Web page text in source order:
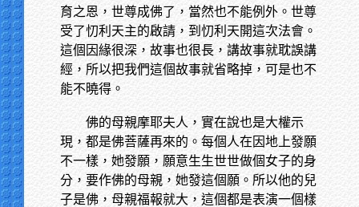
育之恩，世尊成佛了，當然也不能例外。世尊
受了忉利天主的啟請，到忉利天開這次法會。
這個因緣很深，故事也很長，講故事就耽誤講
經，所以把我們這個故事就省略掉，可是也不
能不曉得。
佛的母親摩耶夫人，實在說也是大權示
現，都是佛菩薩再來的。每個人在因地上發願
不一樣，她發願，願意生生世世做個女子的身
分，要作佛的母親，她發這個願。所以他的兒
子是佛，母親福報就大，這個都是表演一個樣